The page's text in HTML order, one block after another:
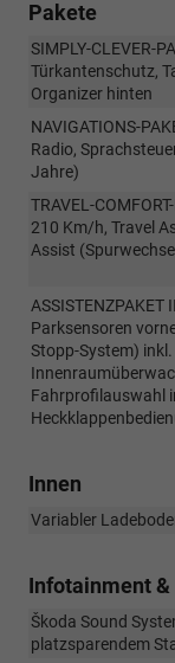
Pakete
SIMPLY-CLEVER-
Türkantenschutz,
Organizer hinten
NAVIGATIONS-
Radio,
Jahre)
TRAVEL-
210 Km/h, Travel
Assist
Parksensoren
Stopp-System)
Fahrprofilauswahl
Innen
Variabler
Infotainment
Škoda Sound
platzsparendem